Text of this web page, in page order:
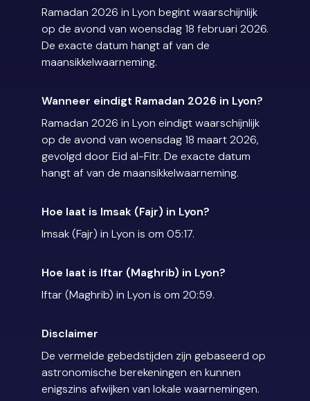
Ramadan 2026 in Lyon begint waarschijnlijk
op de avond van woensdag 18 februari 2026.
De exacte datum hangt af van de
maansikkelwaarneming.
Wanneer eindigt Ramadan 2026 in Lyon?
Ramadan 2026 in Lyon eindigt waarschijnlijk
op de avond van woensdag 18 maart 2026,
gevolgd door Eid al-Fitr. De exacte datum
hangt af van de maansikkelwaarneming.
Hoe laat is Imsak (Fajr) in Lyon?
Imsak (Fajr) in Lyon is om 05:17.
Hoe laat is Iftar (Maghrib) in Lyon?
Iftar (Maghrib) in Lyon is om 20:59.
Disclaimer
De vermelde gebedstijden zijn gebaseerd op
astronomische berekeningen en kunnen
enigszins afwijken van lokale waarnemingen.